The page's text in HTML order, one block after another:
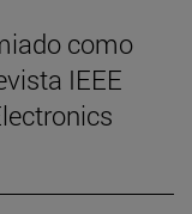
como
IEEE